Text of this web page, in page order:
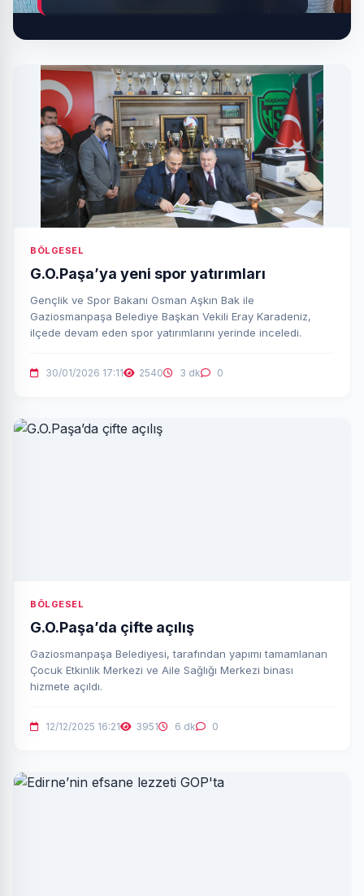
BÖLGESEL
G.O.Paşa’ya yeni spor yatırımları
Gençlik ve Spor Bakanı Osman Aşkın Bak ile
Gaziosmanpaşa Belediye Başkan Vekili Eray Karadeniz,
ilçede devam eden spor yatırımlarını yerinde inceledi.
30/01/2026 17:11 2540 3 dk 0
BÖLGESEL
G.O.Paşa’da çifte açılış
Gaziosmanpaşa Belediyesi, tarafından yapımı tamamlanan
Çocuk Etkinlik Merkezi ve Aile Sağlığı Merkezi binası
hizmete açıldı.
12/12/2025 16:21 3951 6 dk 0